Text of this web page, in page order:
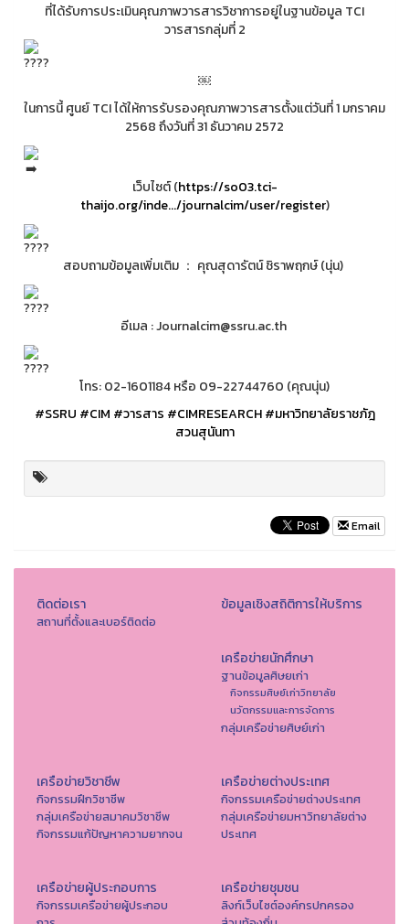
ที่ได้รับการประเมินคุณภาพวารสารวิชาการอยู่ในฐานข้อมูล TCI
วารสารกลุ่มที่ 2
￼
ในการนี้ ศูนย์ TCI ได้ให้การรับรองคุณภาพวารสารตั้งแต่วันที่ 1 มกราคม
2568 ถึงวันที่ 31 ธันวาคม 2572
เว็บไซต์ (https://so03.tci-
thaijo.org/inde.../journalcim/user/register)
สอบถามข้อมูลเพิ่มเติม ： คุณสุดารัตน์ ชิราพฤกษ์ (นุ่น)
อีเมล : Journalcim@ssru.ac.th
โทร: 02-1601184 หรือ 09-22744760 (คุณนุ่น)
#SSRU #CIM #วารสาร #CIMRESEARCH #มหาวิทยาลัยราชภัฎ
สวนสุนันทา
Email
ติดต่อเรา
สถานที่ตั้งและเบอร์ติดต่อ
ข้อมูลเชิงสถิติการให้บริการ
เครือข่ายนักศึกษา
ฐานข้อมูลศิษยเก่า
กิจกรรมศิษย์เก่าวิทยาลัย
นวัตกรรมและการจัดการ
กลุ่มเครือข่ายศิษย์เก่า
เครือข่ายวิชาชีพ
กิจกรรมฝึกวิชาชีพ
กลุ่มเครือข่ายสมาคมวิชาชีพ
กิจกรรมแก้ปัญหาความยากจน
เครือข่ายต่างประเทศ
กิจกรรมเครือข่ายต่างประเทศ
กลุ่มเครือข่ายมหาวิทยาลัยต่าง
ประเทศ
เครือข่ายผู้ประกอบการ
กิจกรรมเครือข่ายผู้ประกอบ
เครือข่ายชุมชน
ลิงก์เว็บไซต์องค์กรปกครอง